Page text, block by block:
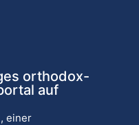
orthodox-
auf
einer